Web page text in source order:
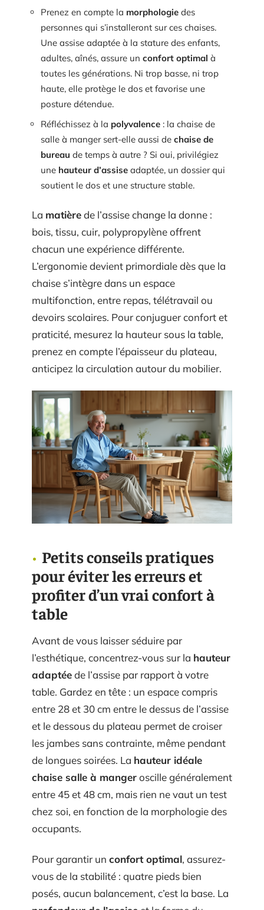
Prenez en compte la morphologie des
personnes qui s’installeront sur ces chaises.
Une assise adaptée à la stature des enfants,
adultes, aînés, assure un confort optimal à
toutes les générations. Ni trop basse, ni trop
haute, elle protège le dos et favorise une
posture détendue.
Réfléchissez à la polyvalence : la chaise de
salle à manger sert-elle aussi de chaise de
bureau de temps à autre ? Si oui, privilégiez
une hauteur d’assise adaptée, un dossier qui
soutient le dos et une structure stable.
La matièrede l’assise change la donne :
bois, tissu, cuir, polypropylène offrent
chacun une expérience différente.
L’ergonomie devient primordiale dès que la
chaise s’intègre dans un espace
multifonction, entre repas, télétravail ou
devoirs scolaires. Pour conjuguer confort et
praticité, mesurez la hauteur sous la table,
prenez en compte l’épaisseur du plateau,
anticipez la circulation autour du mobilier.
Petits conseils pratiques
pour éviter les erreurs et
profiter d’un vrai confort à
table
Avant de vous laisser séduire par
l’esthétique, concentrez-vous sur la hauteur
adaptéede l’assise par rapport à votre
table. Gardez en tête : un espace compris
entre 28 et 30 cm entre le dessus de l’assise
et le dessous du plateau permet de croiser
les jambes sans contrainte, même pendant
de longues soirées. La hauteur idéale
chaise salle à mangeroscille généralement
entre 45 et 48 cm, mais rien ne vaut un test
chez soi, en fonction de la morphologie des
occupants.
Pour garantir un confort optimal, assurez-
vous de la stabilité : quatre pieds bien
posés, aucun balancement, c’est la base. La